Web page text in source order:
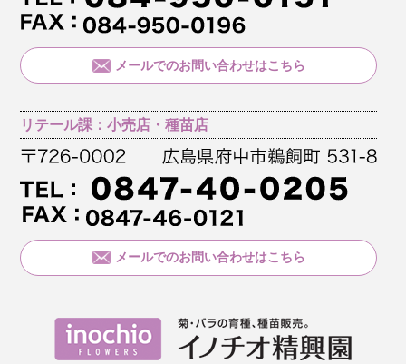
メールでのお問い合わせはこちら
リテール課：小売店・種苗店
メールでのお問い合わせはこちら